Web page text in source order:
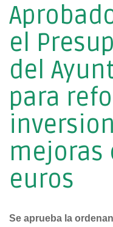
el
del
para
mejoras
euros
Se aprueba la